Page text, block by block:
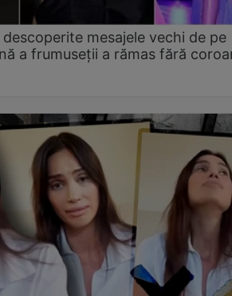
mesajele vechi de pe
a frumuseții a rămas fără